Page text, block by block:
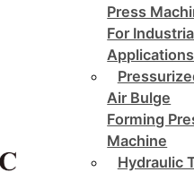
Press
For
Applications
Air Bulge
Forming
Machine
Hydraulic